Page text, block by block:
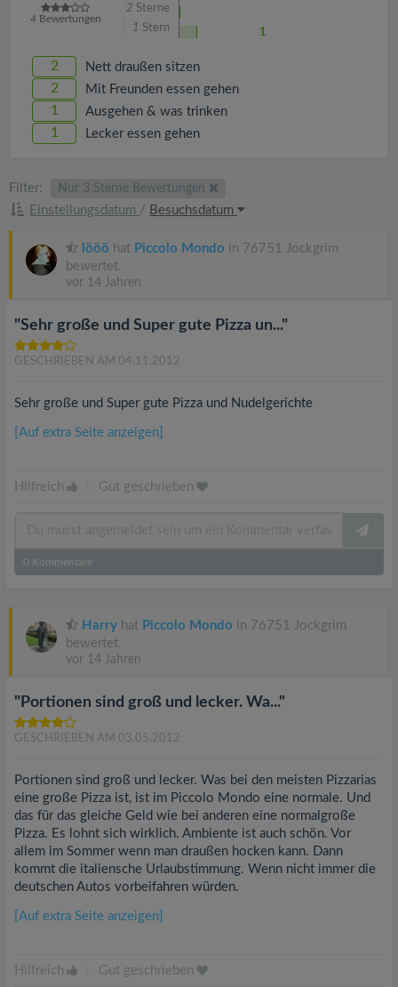
4 Bewertungen
2 Sterne
1 Stern 1
2 Nett draußen sitzen
2 Mit Freunden essen gehen
1 Ausgehen & was trinken
1 Lecker essen gehen
Filter: Nur 3 Sterne Bewertungen
Einstellungsdatum / Besuchsdatum
lööö hat Piccolo Mondo in 76751 Jockgrim
bewertet.
vor 14 Jahren
"Sehr große und Super gute Pizza un..."
GESCHRIEBEN AM 04.11.2012
Sehr große und Super gute Pizza und Nudelgerichte
[Auf extra Seite anzeigen]
Hilfreich Gut geschrieben
0 Kommentare
Harry hat Piccolo Mondo in 76751 Jockgrim
bewertet.
vor 14 Jahren
"Portionen sind groß und lecker. Wa..."
GESCHRIEBEN AM 03.05.2012
Portionen sind groß und lecker. Was bei den meisten Pizzarias
eine große Pizza ist, ist im Piccolo Mondo eine normale. Und
das für das gleiche Geld wie bei anderen eine normalgroße
Pizza. Es lohnt sich wirklich. Ambiente ist auch schön. Vor
allem im Sommer wenn man draußen hocken kann. Dann
kommt die italiensche Urlaubstimmung. Wenn nicht immer die
deutschen Autos vorbeifahren würden.
[Auf extra Seite anzeigen]
Hilfreich Gut geschrieben